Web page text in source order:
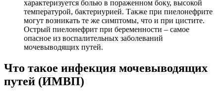
характеризуется болью в пораженном боку, высокой
температурой, бактериурией. Также при пиелонефрите
могут возникать те же симптомы, что и при цистите.
Острый пиелонефрит при беременности – самое
опасное из воспалительных заболеваний
мочевыводящих путей.
Что такое инфекция мочевыводящих
путей (ИМВП)